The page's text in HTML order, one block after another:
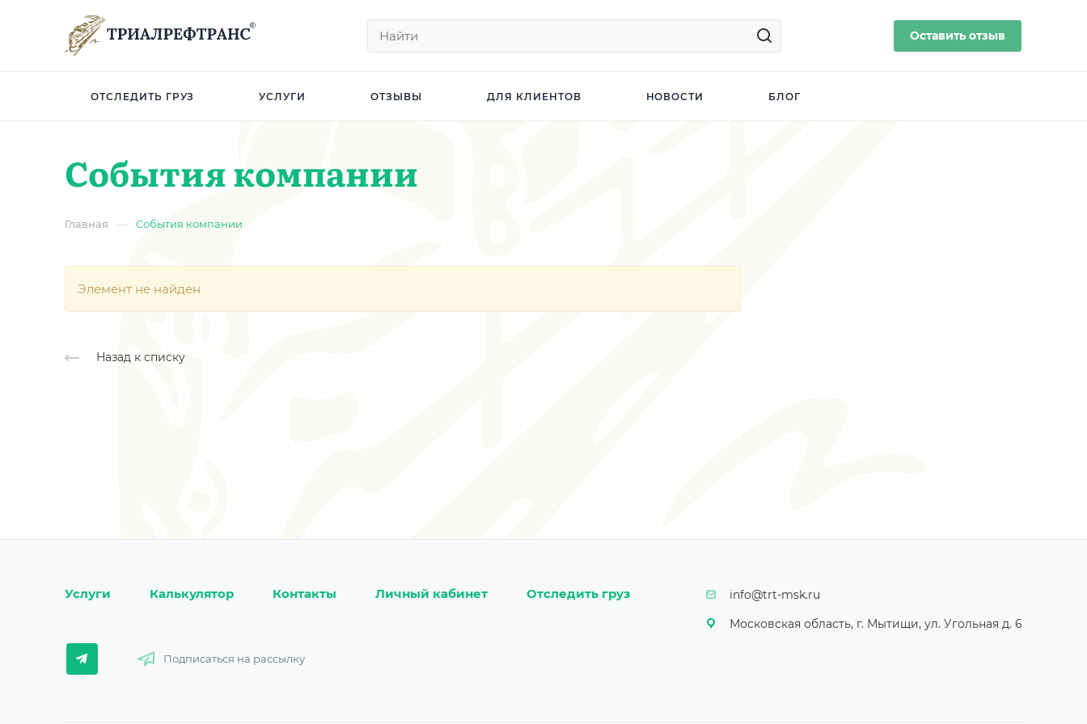
Оставить отзыв
ОТСЛЕДИТЬ ГРУЗ УСЛУГИ ОТЗЫВЫ ДЛЯ КЛИЕНТОВ НОВОСТИ БЛОГ
События компании
Главная — События компании
Элемент не найден
Назад к списку
Услуги Калькулятор Контакты Личный кабинет Отследить груз
Подписаться на рассылку
info@trt-msk.ru
Московская область, г. Мытищи, ул. Угольная д. 6